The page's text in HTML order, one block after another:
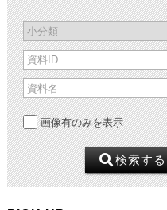
小分類
資料ID
資料名
画像有のみを表示
検索する